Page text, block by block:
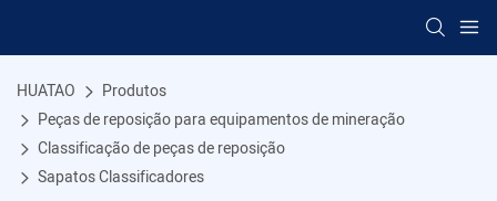
HUATAO
Produtos
Peças de reposição para equipamentos de mineração
Classificação de peças de reposição
Sapatos Classificadores